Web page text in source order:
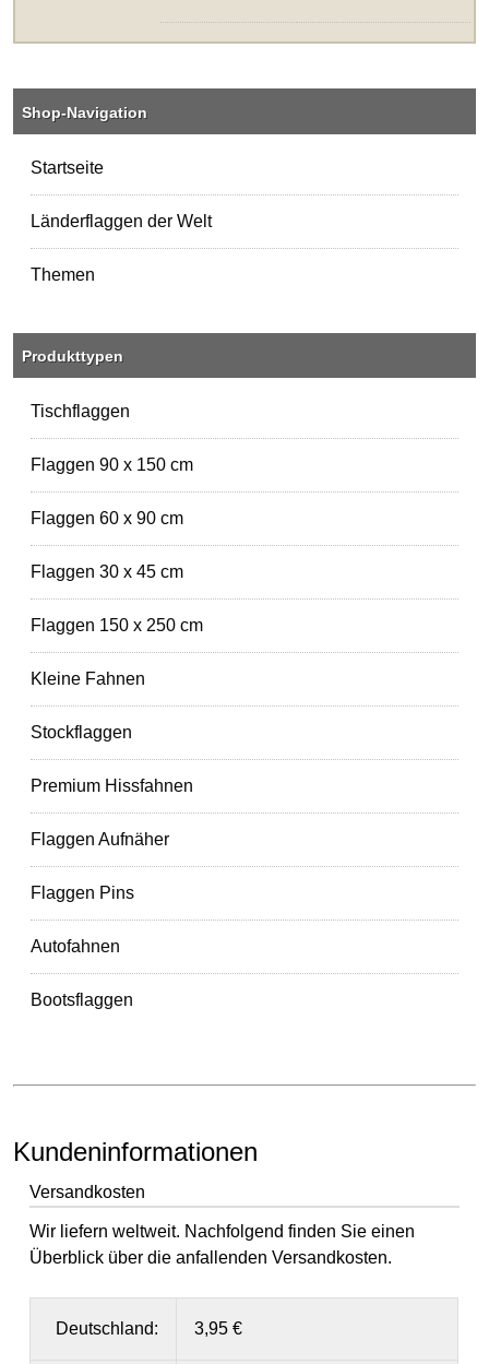
Shop-Navigation
Startseite
Länderflaggen der Welt
Themen
Produkttypen
Tischflaggen
Flaggen 90 x 150 cm
Flaggen 60 x 90 cm
Flaggen 30 x 45 cm
Flaggen 150 x 250 cm
Kleine Fahnen
Stockflaggen
Premium Hissfahnen
Flaggen Aufnäher
Flaggen Pins
Autofahnen
Bootsflaggen
Kundeninformationen
Versandkosten
Wir liefern weltweit. Nachfolgend finden Sie einen
Überblick über die anfallenden Versandkosten.
Deutschland: 3,95 €